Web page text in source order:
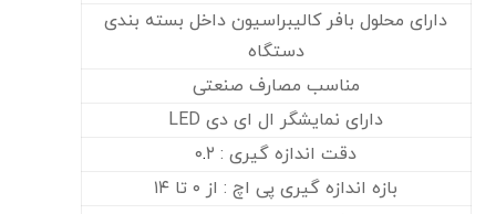
دارای محلول بافر کالیبراسیون داخل بسته بندی
دستگاه
مناسب مصارف صنعتی
دارای نمایشگر ال ای دی LED
دقت اندازه گیری : ۰ .۲
بازه اندازه گیری پی اچ : از ۰ تا ۱۴